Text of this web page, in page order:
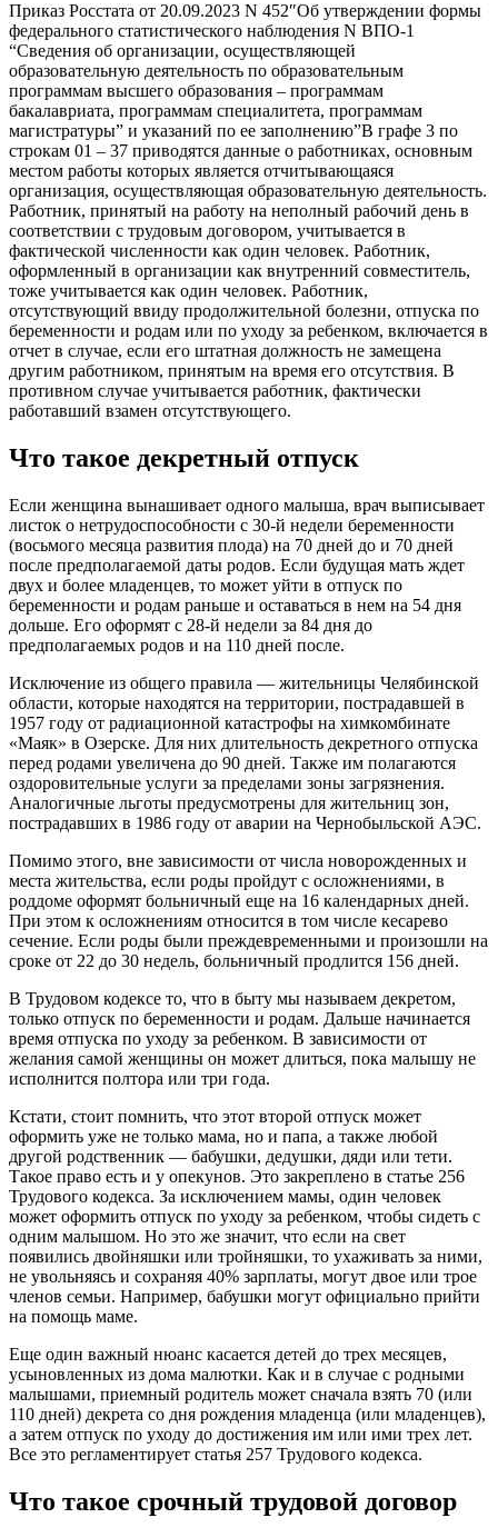
Приказ Росстата от 20.09.2023 N 452″Об утверждении формы
федерального статистического наблюдения N ВПО-1
“Сведения об организации, осуществляющей
образовательную деятельность по образовательным
программам высшего образования – программам
бакалавриата, программам специалитета, программам
магистратуры” и указаний по ее заполнению”В графе 3 по
строкам 01 – 37 приводятся данные о работниках, основным
местом работы которых является отчитывающаяся
организация, осуществляющая образовательную деятельность.
Работник, принятый на работу на неполный рабочий день в
соответствии с трудовым договором, учитывается в
фактической численности как один человек. Работник,
оформленный в организации как внутренний совместитель,
тоже учитывается как один человек. Работник,
отсутствующий ввиду продолжительной болезни, отпуска по
беременности и родам или по уходу за ребенком, включается в
отчет в случае, если его штатная должность не замещена
другим работником, принятым на время его отсутствия. В
противном случае учитывается работник, фактически
работавший взамен отсутствующего.
Что такое декретный отпуск
Если женщина вынашивает одного малыша, врач выписывает
листок о нетрудоспособности с 30-й недели беременности
(восьмого месяца развития плода) на 70 дней до и 70 дней
после предполагаемой даты родов. Если будущая мать ждет
двух и более младенцев, то может уйти в отпуск по
беременности и родам раньше и оставаться в нем на 54 дня
дольше. Его оформят с 28-й недели за 84 дня до
предполагаемых родов и на 110 дней после.
Исключение из общего правила — жительницы Челябинской
области, которые находятся на территории, пострадавшей в
1957 году от радиационной катастрофы на химкомбинате
«Маяк» в Озерске. Для них длительность декретного отпуска
перед родами увеличена до 90 дней. Также им полагаются
оздоровительные услуги за пределами зоны загрязнения.
Аналогичные льготы предусмотрены для жительниц зон,
пострадавших в 1986 году от аварии на Чернобыльской АЭС.
Помимо этого, вне зависимости от числа новорожденных и
места жительства, если роды пройдут с осложнениями, в
роддоме оформят больничный еще на 16 календарных дней.
При этом к осложнениям относится в том числе кесарево
сечение. Если роды были преждевременными и произошли на
сроке от 22 до 30 недель, больничный продлится 156 дней.
В Трудовом кодексе то, что в быту мы называем декретом,
только отпуск по беременности и родам. Дальше начинается
время отпуска по уходу за ребенком. В зависимости от
желания самой женщины он может длиться, пока малышу не
исполнится полтора или три года.
Кстати, стоит помнить, что этот второй отпуск может
оформить уже не только мама, но и папа, а также любой
другой родственник — бабушки, дедушки, дяди или тети.
Такое право есть и у опекунов. Это закреплено в статье 256
Трудового кодекса. За исключением мамы, один человек
может оформить отпуск по уходу за ребенком, чтобы сидеть с
одним малышом. Но это же значит, что если на свет
появились двойняшки или тройняшки, то ухаживать за ними,
не увольняясь и сохраняя 40% зарплаты, могут двое или трое
членов семьи. Например, бабушки могут официально прийти
на помощь маме.
Еще один важный нюанс касается детей до трех месяцев,
усыновленных из дома малютки. Как и в случае с родными
малышами, приемный родитель может сначала взять 70 (или
110 дней) декрета со дня рождения младенца (или младенцев),
а затем отпуск по уходу до достижения им или ими трех лет.
Все это регламентирует статья 257 Трудового кодекса.
Что такое срочный трудовой договор